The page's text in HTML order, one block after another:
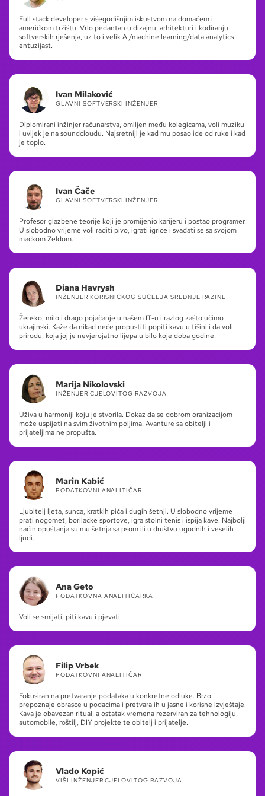
Full stack developer s višegodišnjim iskustvom na domaćem i
američkom tržištu. Vrlo pedantan u dizajnu, arhitekturi i kodiranju
softverskih rješenja, uz to i velik AI/machine learning/data analytics
entuzijast.
Ivan Milaković
GLAVNI SOFTVERSKI INŽENJER
Diplomirani inžinjer računarstva, omiljen među kolegicama, voli muziku
i uvijek je na soundcloudu. Najsretniji je kad mu posao ide od ruke i kad
je toplo.
Ivan Čače
GLAVNI SOFTVERSKI INŽENJER
Profesor glazbene teorije koji je promijenio karijeru i postao programer.
U slobodno vrijeme voli raditi pivo, igrati igrice i svađati se sa svojom
mačkom Zeldom.
Diana Havrysh
INŽENJER KORISNIČKOG SUČELJA SREDNJE RAZINE
Žensko, milo i drago pojačanje u našem IT-u i razlog zašto učimo
ukrajinski. Kaže da nikad neće propustiti popiti kavu u tišini i da voli
prirodu, koja joj je nevjerojatno lijepa u bilo koje doba godine.
Marija Nikolovski
INŽENJER CJELOVITOG RAZVOJA
Uživa u harmoniji koju je stvorila. Dokaz da se dobrom oranizacijom
može uspijeti na svim životnim poljima. Avanture sa obitelji i
prijateljima ne propušta.
Marin Kabić
PODATKOVNI ANALITIČAR
Ljubitelj ljeta, sunca, kratkih pića i dugih šetnji. U slobodno vrijeme
prati nogomet, borilačke sportove, igra stolni tenis i ispija kave. Najbolji
način opuštanja su mu šetnja sa psom ili u društvu ugodnih i veselih
ljudi.
Ana Geto
PODATKOVNA ANALITIČARKA
Voli se smijati, piti kavu i pjevati.
Filip Vrbek
PODATKOVNI ANALITIČAR
Fokusiran na pretvaranje podataka u konkretne odluke. Brzo
prepoznaje obrasce u podacima i pretvara ih u jasne i korisne izvještaje.
Kava je obavezan ritual, a ostatak vremena rezerviran za tehnologiju,
automobile, roštilj, DIY projekte te obitelj i prijatelje.
Vlado Kopić
VIŠI INŽENJER CJELOVITOG RAZVOJA